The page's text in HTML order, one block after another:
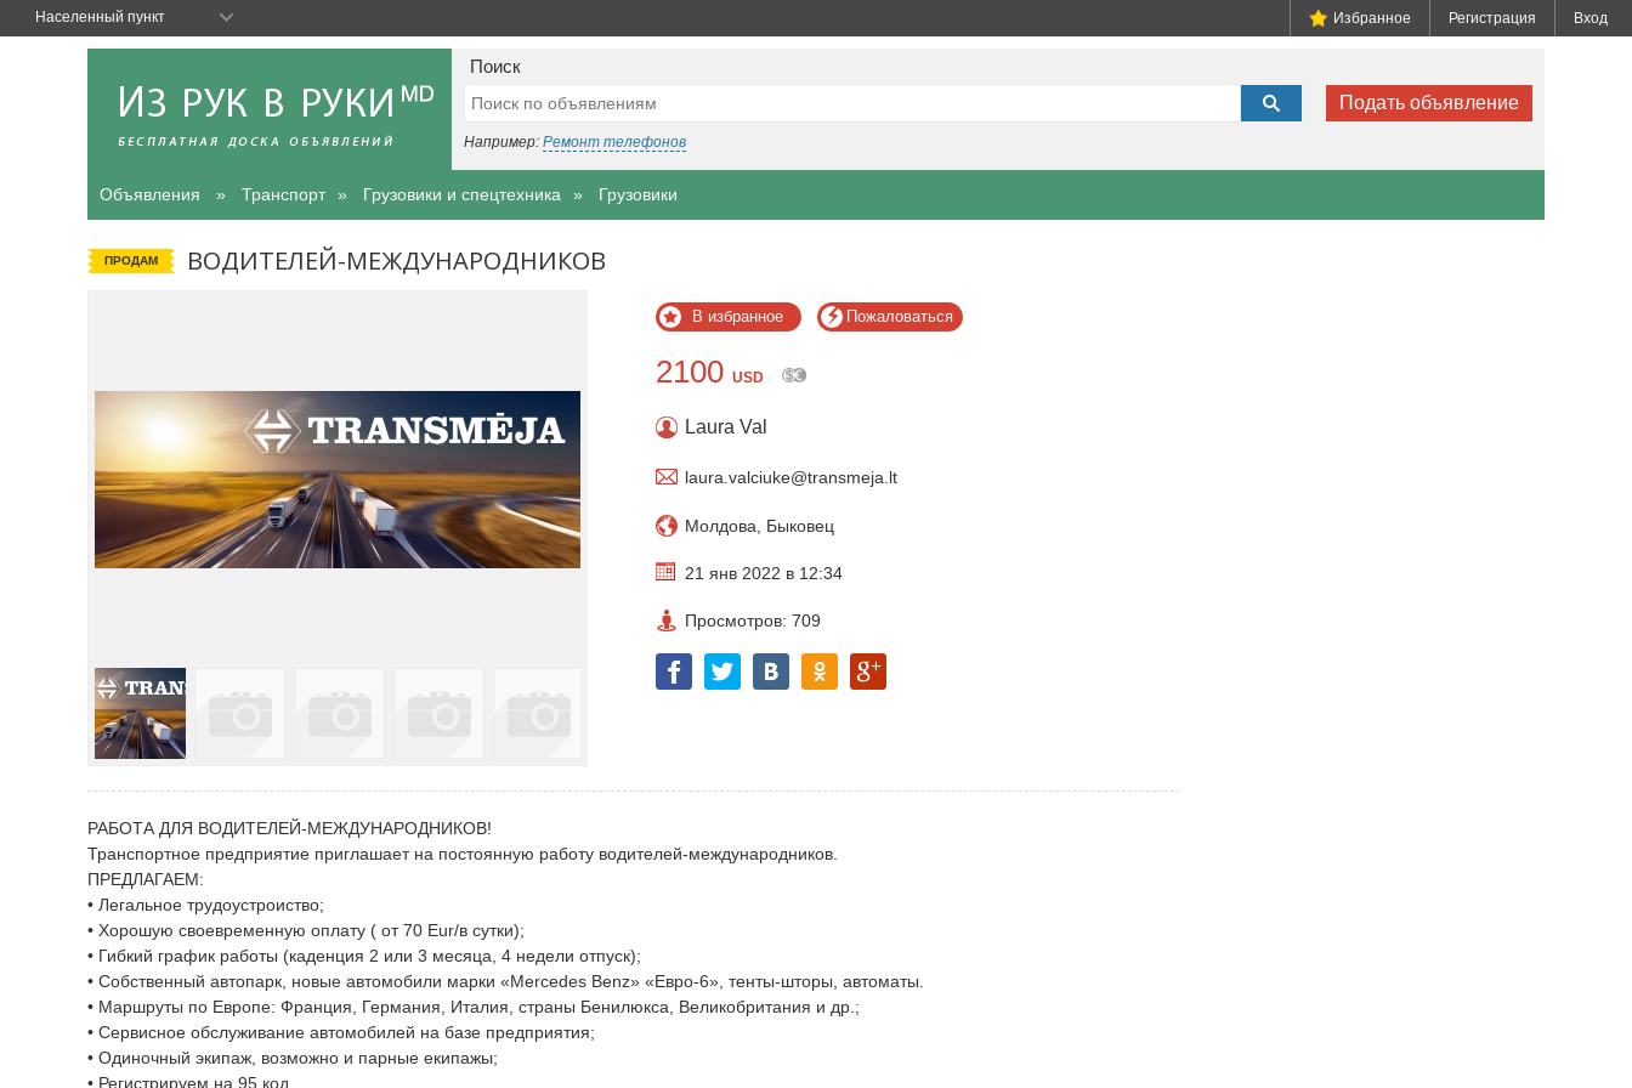
Поиск
Подать объявление
Например: Ремонт телефонов
Объявления Транспорт Грузовики и спецтехника Грузовики
ПРОДАМ ВОДИТЕЛЕЙ-МЕЖДУНАРОДНИКОВ
В избранное Пожаловаться
2100 USD
Laura Val
laura.valciuke@transmeja.lt
Молдова, Быковец
21 янв 2022 в 12:34
Просмотров: 709
РАБОТА ДЛЯ ВОДИТЕЛЕЙ-МЕЖДУНАРОДНИКОВ!
Транспортное предприятие приглашает на постоянную работу водителей-международников.
ПРЕДЛАГАЕМ:
• Легальное трудоустроиство;
• Хорошую своевременную оплату ( от 70 Eur/в сутки);
• Гибкий график работы (кaдeнция 2 или 3 месяца, 4 недели отпуск);
• Собственный автопарк, новые автомобили марки «Mercedes Benz» «Евро-6», тенты-шторы, автоматы.
• Маршруты по Европе: Франция, Германия, Италия, страны Бенилюкса, Великобритания и др.;
• Сервисное обслуживание автомобилей на базе предприятия;
• Одиночный экипаж, возможно и парные екипажы;
• Регистрируем на 95 код.
Населенный пункт Избранное Регистрация Вход